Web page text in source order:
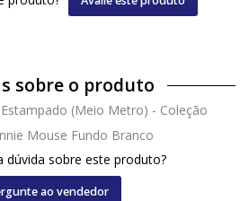
sobre o produto
(Meio Metro) - Coleção
Mouse Fundo Branco
dúvida sobre este produto?
ao vendedor